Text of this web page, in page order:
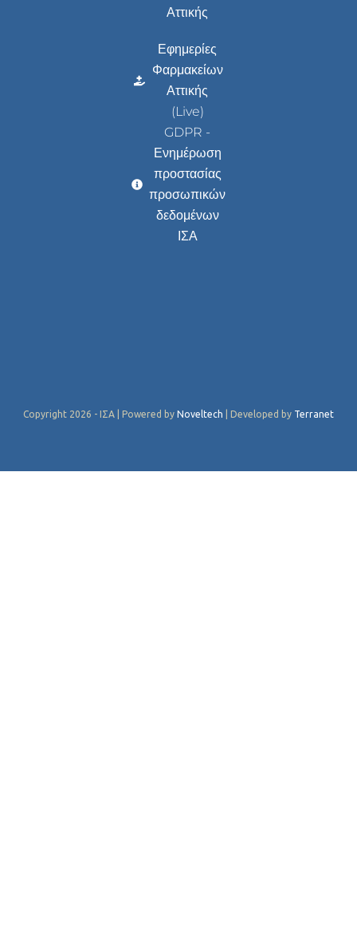
Αττικής
Εφημερίες
Φαρμακείων
Αττικής
(Live)
GDPR -
Ενημέρωση
προστασίας
προσωπικών
δεδομένων
ΙΣΑ
Copyright 2026 - ΙΣΑ | Powered by Noveltech | Developed by Terranet